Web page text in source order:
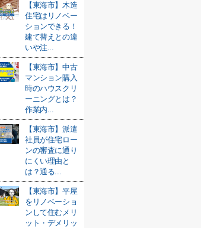
【東海市】木造
住宅はリノベー
ションできる！
建て替えとの違
いや注...
【東海市】中古
マンション購入
時のハウスクリ
ーニングとは？
作業内...
【東海市】派遣
社員が住宅ロー
ンの審査に通り
にくい理由と
は？通る...
【東海市】平屋
をリノベーショ
ンして住むメリ
ット・デメリッ